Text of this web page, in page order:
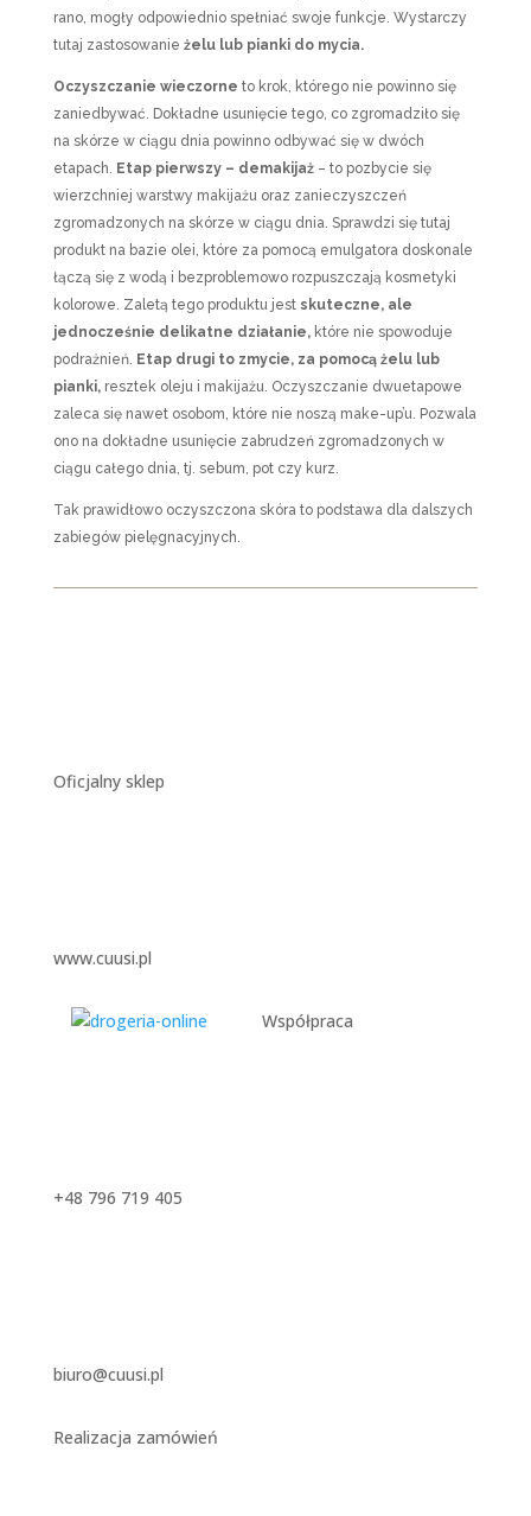
rano, mogły odpowiednio spełniać swoje funkcje. Wystarczy
tutaj zastosowanie żelu lub pianki do mycia.
Oczyszczanie wieczorne to krok, którego nie powinno się
zaniedbywać. Dokładne usunięcie tego, co zgromadziło się
na skórze w ciągu dnia powinno odbywać się w dwóch
etapach. Etap pierwszy – demakijaż– to pozbycie się
wierzchniej warstwy makijażu oraz zanieczyszczeń
zgromadzonych na skórze w ciągu dnia. Sprawdzi się tutaj
produkt na bazie olei, które za pomocą emulgatora doskonale
łączą się z wodą i bezproblemowo rozpuszczają kosmetyki
kolorowe. Zaletą tego produktu jest skuteczne, ale
jednocześnie delikatne działanie,które nie spowoduje
podrażnień. Etap drugi to zmycie, za pomocą żelu lub
pianki,resztek oleju i makijażu. Oczyszczanie dwuetapowe
zaleca się nawet osobom, które nie noszą make-up’u. Pozwala
ono na dokładne usunięcie zabrudzeń zgromadzonych w
ciągu całego dnia, tj. sebum, pot czy kurz.
Tak prawidłowo oczyszczona skóra to podstawa dla dalszych
zabiegów pielęgnacyjnych.
Oficjalny sklep
www.cuusi.pl
Współpraca
+48 796 719 405
biuro@cuusi.pl
Realizacja zamówień